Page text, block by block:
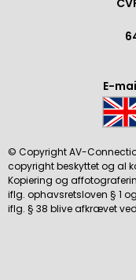
E-
© Copyright AV-
copyright beskyttet og al
Kopiering og
iflg. ophavsretsloven § 1
iflg. § 38 blive afkrævet